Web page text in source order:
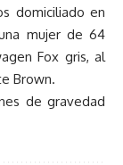
domiciliado en
mujer de 64
Fox gris, al
Brown.
de gravedad